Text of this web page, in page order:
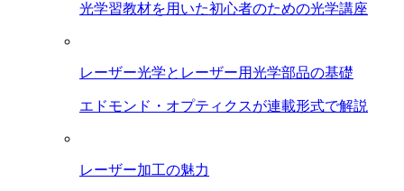
光学習教材を用いた初心者のための光学講座
レーザー光学とレーザー用光学部品の基礎
エドモンド・オプティクスが連載形式で解説
レーザー加工の魅力